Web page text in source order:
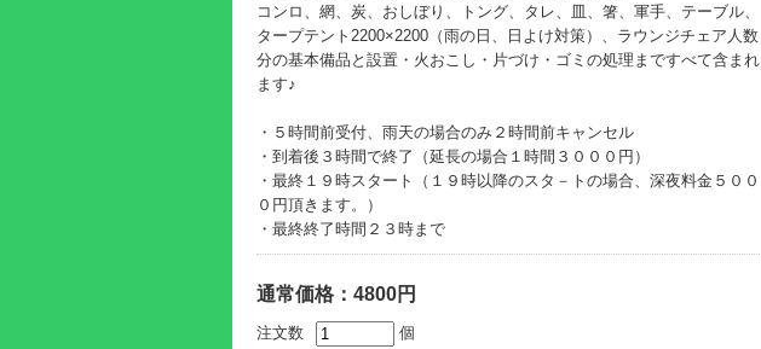
コンロ、網、炭、おしぼり、トング、タレ、皿、箸、軍手、テーブル、
タープテント2200×2200（雨の日、日よけ対策）、ラウンジチェア人数
分の基本備品と設置・火おこし・片づけ・ゴミの処理まですべて含まれ
ます♪
・５時間前受付、雨天の場合のみ２時間前キャンセル
・到着後３時間で終了（延長の場合１時間３０００円）
・最終１９時スタート（１９時以降のスタ－トの場合、深夜料金５００
０円頂きます。）
・最終終了時間２３時まで
通常価格：4800円
注文数 個